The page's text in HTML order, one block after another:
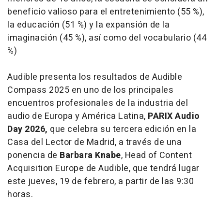
beneficio valioso para el entretenimiento (55 %),
la educación (51 %) y la expansión de la
imaginación (45 %), así como del vocabulario (44
%)
Audible presenta los resultados de Audible
Compass 2025 en uno de los principales
encuentros profesionales de la industria del
audio de Europa y América Latina, PARIX Audio
Day 2026, que celebra su tercera edición en la
Casa del Lector de Madrid, a través de una
ponencia de Barbara Knabe, Head of Content
Acquisition Europe de Audible, que tendrá lugar
este jueves, 19 de febrero, a partir de las 9:30
horas.